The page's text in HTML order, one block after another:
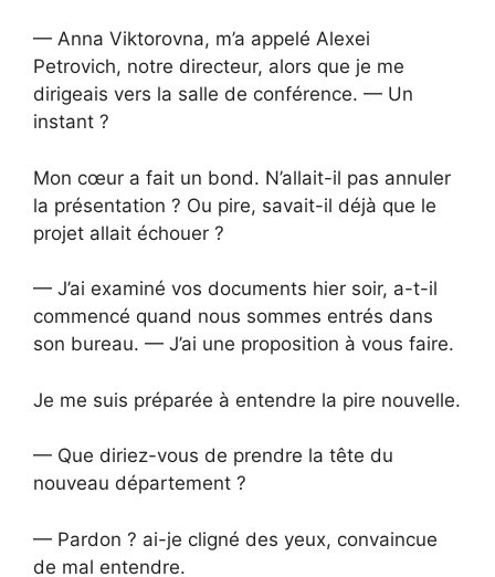
— Anna Viktorovna, m’a appelé Alexei
Petrovich, notre directeur, alors que je me
dirigeais vers la salle de conférence. — Un
instant ?
Mon cœur a fait un bond. N’allait-il pas annuler
la présentation ? Ou pire, savait-il déjà que le
projet allait échouer ?
— J’ai examiné vos documents hier soir, a-t-il
commencé quand nous sommes entrés dans
son bureau. — J’ai une proposition à vous faire.
Je me suis préparée à entendre la pire nouvelle.
— Que diriez-vous de prendre la tête du
nouveau département ?
— Pardon ? ai-je cligné des yeux, convaincue
de mal entendre.